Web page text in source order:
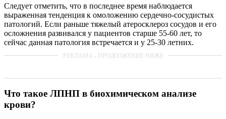
Следует отметить, что в последнее время наблюдается
выраженная тенденция к омоложению сердечно-сосудистых
патологий. Если раньше тяжелый атеросклероз сосудов и его
осложнения развивался у пациентов старше 55-60 лет, то
сейчас данная патология встречается и у 25-30 летних.
Что такое ЛПНП в биохимическом анализе
крови?